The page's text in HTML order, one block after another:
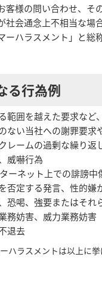
客様の問い合わせ、そ
社会通念上不相当な場
ーハラスメント」と総
る行為例
範囲を越えた要求な
ない当社への謝罪要求
レームの過剰な繰り返
威嚇行為
ーネット上での誹謗中
否定する発言、性的嫌
恐喝、強要またはそれ
務妨害、威力業務妨害
退去
ハラスメントは以上に